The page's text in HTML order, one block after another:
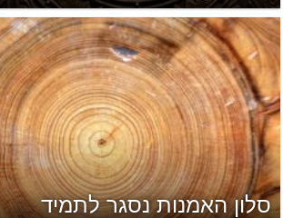
סלון האמנות נסגר לתמיד